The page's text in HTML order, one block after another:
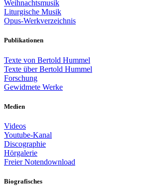
Weihnachtsmusik
Liturgische Musik
Opus-Werkverzeichnis
Publikationen
Texte von Bertold Hummel
Texte über Bertold Hummel
Forschung
Gewidmete Werke
Medien
Videos
Youtube-Kanal
Discographie
Hörgalerie
Freier Notendownload
Biografisches